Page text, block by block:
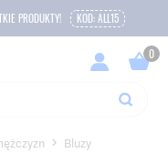
PRODUKTY! KOD: ALL15
Bluzy